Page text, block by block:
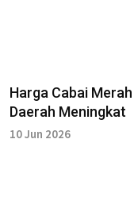
Harga Cabai
Daerah Meningkat
10 Jun 2026